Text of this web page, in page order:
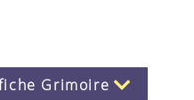
Grimoire